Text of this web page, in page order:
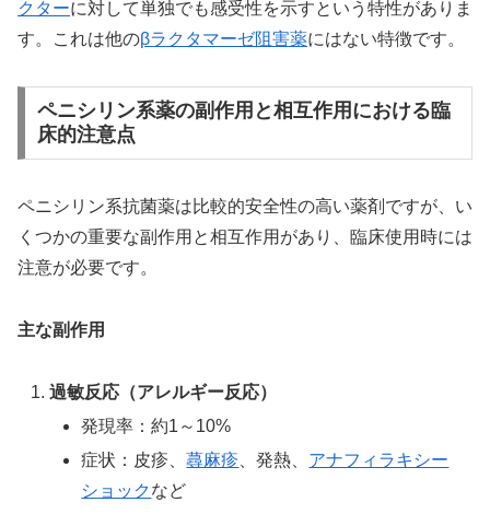
クターに対して単独でも感受性を示すという特性がありま
す。これは他のβラクタマーゼ阻害薬にはない特徴です。
ペニシリン系薬の副作用と相互作用における臨
床的注意点
ペニシリン系抗菌薬は比較的安全性の高い薬剤ですが、い
くつかの重要な副作用と相互作用があり、臨床使用時には
注意が必要です。
主な副作用
過敏反応（アレルギー反応）
発現率：約1～10%
症状：皮疹、蕁麻疹 、発熱、 アナフィラキシー
ショックなど